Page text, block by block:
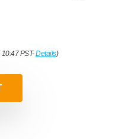
PST-Details)